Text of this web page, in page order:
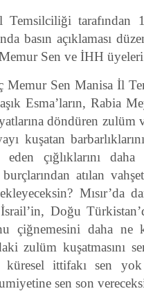
tarafından
basın açıklaması
Sen ve İHH
Sen Manisa İl
Esma’ların, Rabia
döndüren zulüm
kuşatan
eden çığlıklarını
atılan
Mısır’da
Doğu
çiğnemesini daha ne
zulüm kuşatmasını
ittifakı sen yok
sen son